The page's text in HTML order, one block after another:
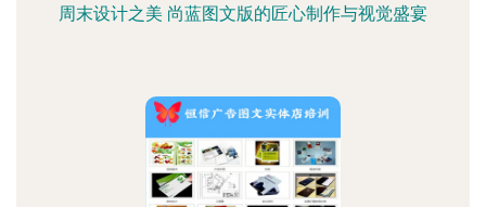
周末设计之美 尚蓝图文版的匠心制作与视觉盛宴